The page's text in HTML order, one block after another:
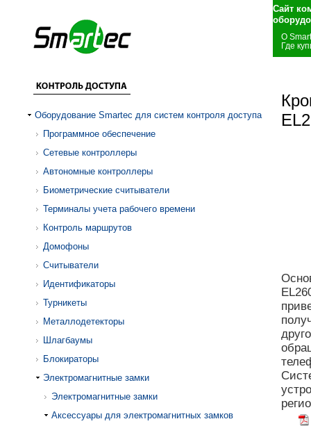
Сайт
О
Где
Оборудование Smartec для систем контроля доступа
Программное обеспечение
Сетевые контроллеры
Автономные контроллеры
Биометрические считыватели
Терминалы учета рабочего времени
Контроль маршрутов
Домофоны
Считыватели
Идентификаторы
Турникеты
Металлодетекторы
Шлагбаумы
Блокираторы
Электромагнитные замки
Электромагнитные замки
Аксессуары для электромагнитных замков